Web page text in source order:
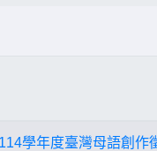
學年度臺灣母語創作